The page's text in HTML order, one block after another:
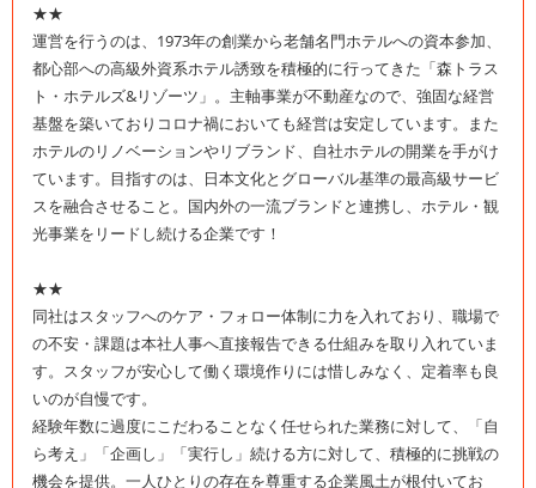
★★
運営を行うのは、1973年の創業から老舗名門ホテルへの資本参加、
都心部への高級外資系ホテル誘致を積極的に行ってきた「森トラス
ト・ホテルズ&リゾーツ」。主軸事業が不動産なので、強固な経営
基盤を築いておりコロナ禍においても経営は安定しています。また
ホテルのリノベーションやリブランド、自社ホテルの開業を手がけ
ています。目指すのは、日本文化とグローバル基準の最高級サービ
スを融合させること。国内外の一流ブランドと連携し、ホテル・観
光事業をリードし続ける企業です！
★★
同社はスタッフへのケア・フォロー体制に力を入れており、職場で
の不安・課題は本社人事へ直接報告できる仕組みを取り入れていま
す。スタッフが安心して働く環境作りには惜しみなく、定着率も良
いのが自慢です。
経験年数に過度にこだわることなく任せられた業務に対して、「自
ら考え」「企画し」「実行し」続ける方に対して、積極的に挑戦の
機会を提供。一人ひとりの存在を尊重する企業風土が根付いてお